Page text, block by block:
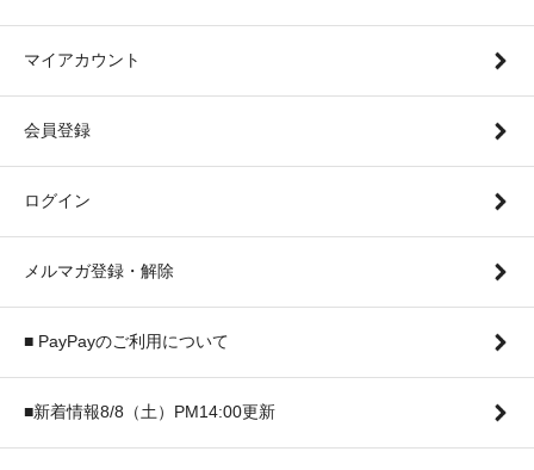
マイアカウント
会員登録
ログイン
メルマガ登録・解除
■ PayPayのご利用について
■新着情報8/8（土）PM14:00更新